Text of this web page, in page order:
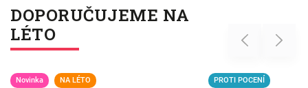
DOPORUČUJEME NA
LÉTO
Previous
Novinka NA LÉTO PROTI POCENÍ
Next